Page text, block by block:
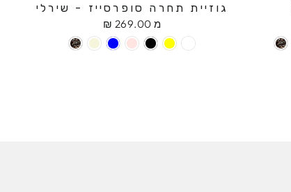
גוזיית תחרה סופרסייז - שירלי
מ 269.00 ₪